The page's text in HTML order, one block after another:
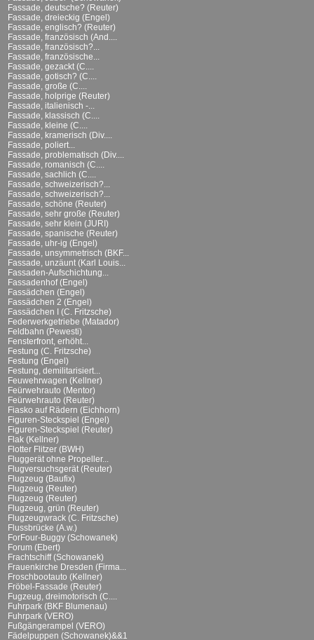
Fassade, deutsche? (Reuter)
Fassade, dreieckig (Engel)
Fassade, englisch? (Reuter)
Fassade, französisch (And....
Fassade, französisch?...
Fassade, französische...
Fassade, gezackt (C....
Fassade, gotisch? (C....
Fassade, große (C....
Fassade, holprige (Reuter)
Fassade, italienisch -...
Fassade, klassisch (C....
Fassade, kleine (C....
Fassade, kramerisch (Div....
Fassade, poliert...
Fassade, problematisch (Div....
Fassade, romanisch (C....
Fassade, sachlich (C....
Fassade, schweizerisch?...
Fassade, schweizerisch?...
Fassade, schöne (Reuter)
Fassade, sehr große (Reuter)
Fassade, sehr klein (JURI)
Fassade, spanische (Reuter)
Fassade, uhr-ig (Engel)
Fassade, unsymmetrisch (BKF...
Fassade, unzäunt (Karl Louis...
Fassaden-Aufschichtung...
Fassadenhof (Engel)
Fassädchen (Engel)
Fassädchen 2 (Engel)
Fassädchen I (C. Fritzsche)
Federwerkgetriebe (Matador)
Feldbahn (Pewesti)
Fensterfront, erhöht...
Festung (C. Fritzsche)
Festung (Engel)
Festung, demilitarisiert...
Feuwehrwagen (Kellner)
Feürwehrauto (Mentor)
Feürwehrauto (Reuter)
Fiasko auf Rädern (Eichhorn)
Figuren-Steckspiel (Engel)
Figuren-Steckspiel (Reuter)
Flak (Kellner)
Flotter Flitzer (BWH)
Fluggerät ohne Propeller...
Flugversuchsgerät (Reuter)
Flugzeug (Baufix)
Flugzeug (Reuter)
Flugzeug (Reuter)
Flugzeug, grün (Reuter)
Flugzeugwrack (C. Fritzsche)
Flussbrücke (A.w.)
ForFour-Buggy (Schowanek)
Forum (Ebert)
Frachtschiff (Schowanek)
Frauenkirche Dresden (Firma...
Froschbootauto (Kellner)
Fröbel-Fassade (Reuter)
Fugzeug, dreimotorisch (C....
Fuhrpark (BKF Blumenau)
Fuhrpark (VERO)
Fußgängerampel (VERO)
Fädelpuppen (Schowanek)&&1